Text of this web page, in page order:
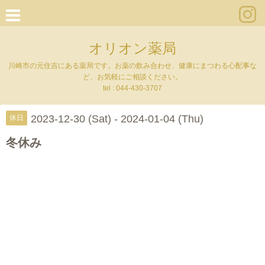
オリオン薬局
川崎市の元住吉にある薬局です。お薬の飲み合わせ、健康にまつわる心配事な
ど、お気軽にご相談ください。
tel : 044-430-3707
休日 2023-12-30 (Sat) - 2024-01-04 (Thu)
冬休み